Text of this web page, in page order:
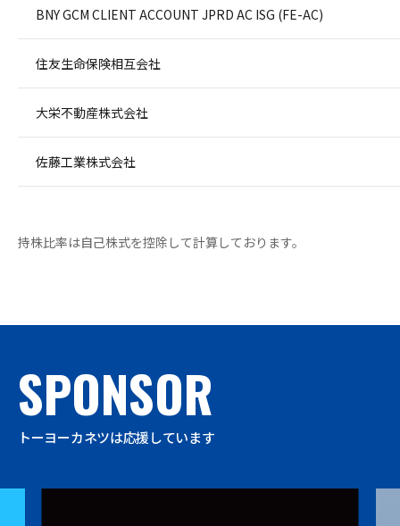
BNY GCM CLIENT ACCOUNT JPRD AC ISG (FE-AC)
住友生命保険相互会社
大栄不動産株式会社
佐藤工業株式会社
持株比率は自己株式を控除して計算しております。
SPONSOR
トーヨーカネツは応援しています